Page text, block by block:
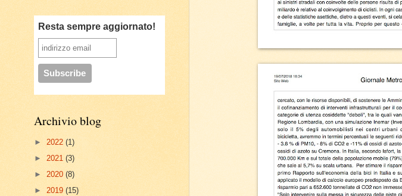
Resta sempre aggiornato!
Archivio blog
► 2022 (1)
► 2021 (3)
► 2020 (8)
► 2019 (15)